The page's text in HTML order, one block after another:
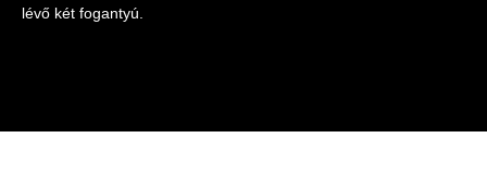
lévő két fogantyú.